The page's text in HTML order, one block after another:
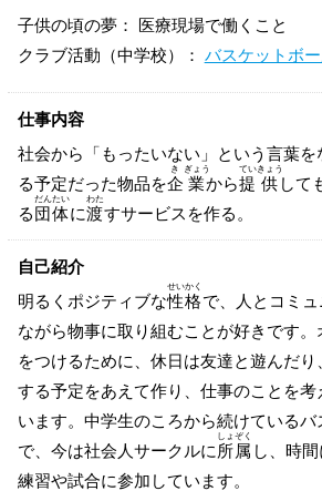
子供の頃の夢： 医療現場で働くこと
クラブ活動（中学校）： バスケットボ
仕事内容
社会から「もったいない」という言葉を
る予定だった物品を企
き
業
ぎょう
から提
てい
供
きょう
して
る団
だん
体
たい
に渡
わた
すサービスを作る。
自己紹介
明るくポジティブな性
せい
格
かく
で、人とコミ
ながら物事に取り組むことが好きです。
をつけるために、休日は友達と遊んだり
する予定をあえて作り、仕事のことを考
います。中学生のころから続けているバ
で、今は社会人サークルに 所
しょ
属
ぞく
し、時間
練習や試合に参加しています。